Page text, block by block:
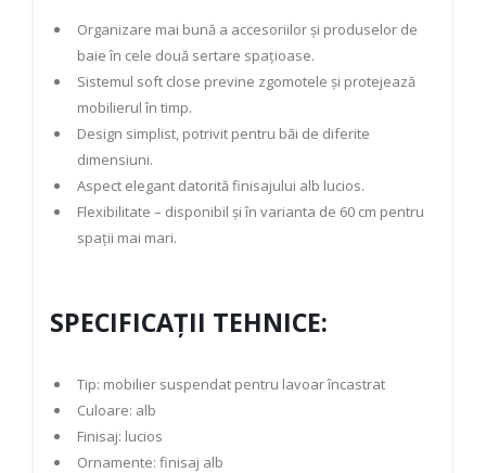
Organizare mai bună a accesoriilor și produselor de
baie în cele două sertare spațioase.
Sistemul soft close previne zgomotele și protejează
mobilierul în timp.
Design simplist, potrivit pentru băi de diferite
dimensiuni.
Aspect elegant datorită finisajului alb lucios.
Flexibilitate – disponibil și în varianta de 60 cm pentru
spații mai mari.
SPECIFICAȚII TEHNICE:
Tip: mobilier suspendat pentru lavoar încastrat
Culoare: alb
Finisaj: lucios
Ornamente: finisaj alb